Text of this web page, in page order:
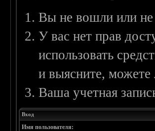
Вы не вошли или не
У вас нет прав
использовать
и выясните,
Ваша учетная
Вход
Имя пользователя: